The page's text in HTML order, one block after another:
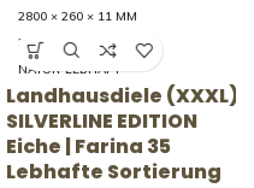
2800 × 260 × 11 MM
35 LEBHAFT
NATUR-LEBHAFT
Landhausdiele (XXXL)
SILVERLINE EDITION
Eiche | Farina 35
Lebhafte Sortierung